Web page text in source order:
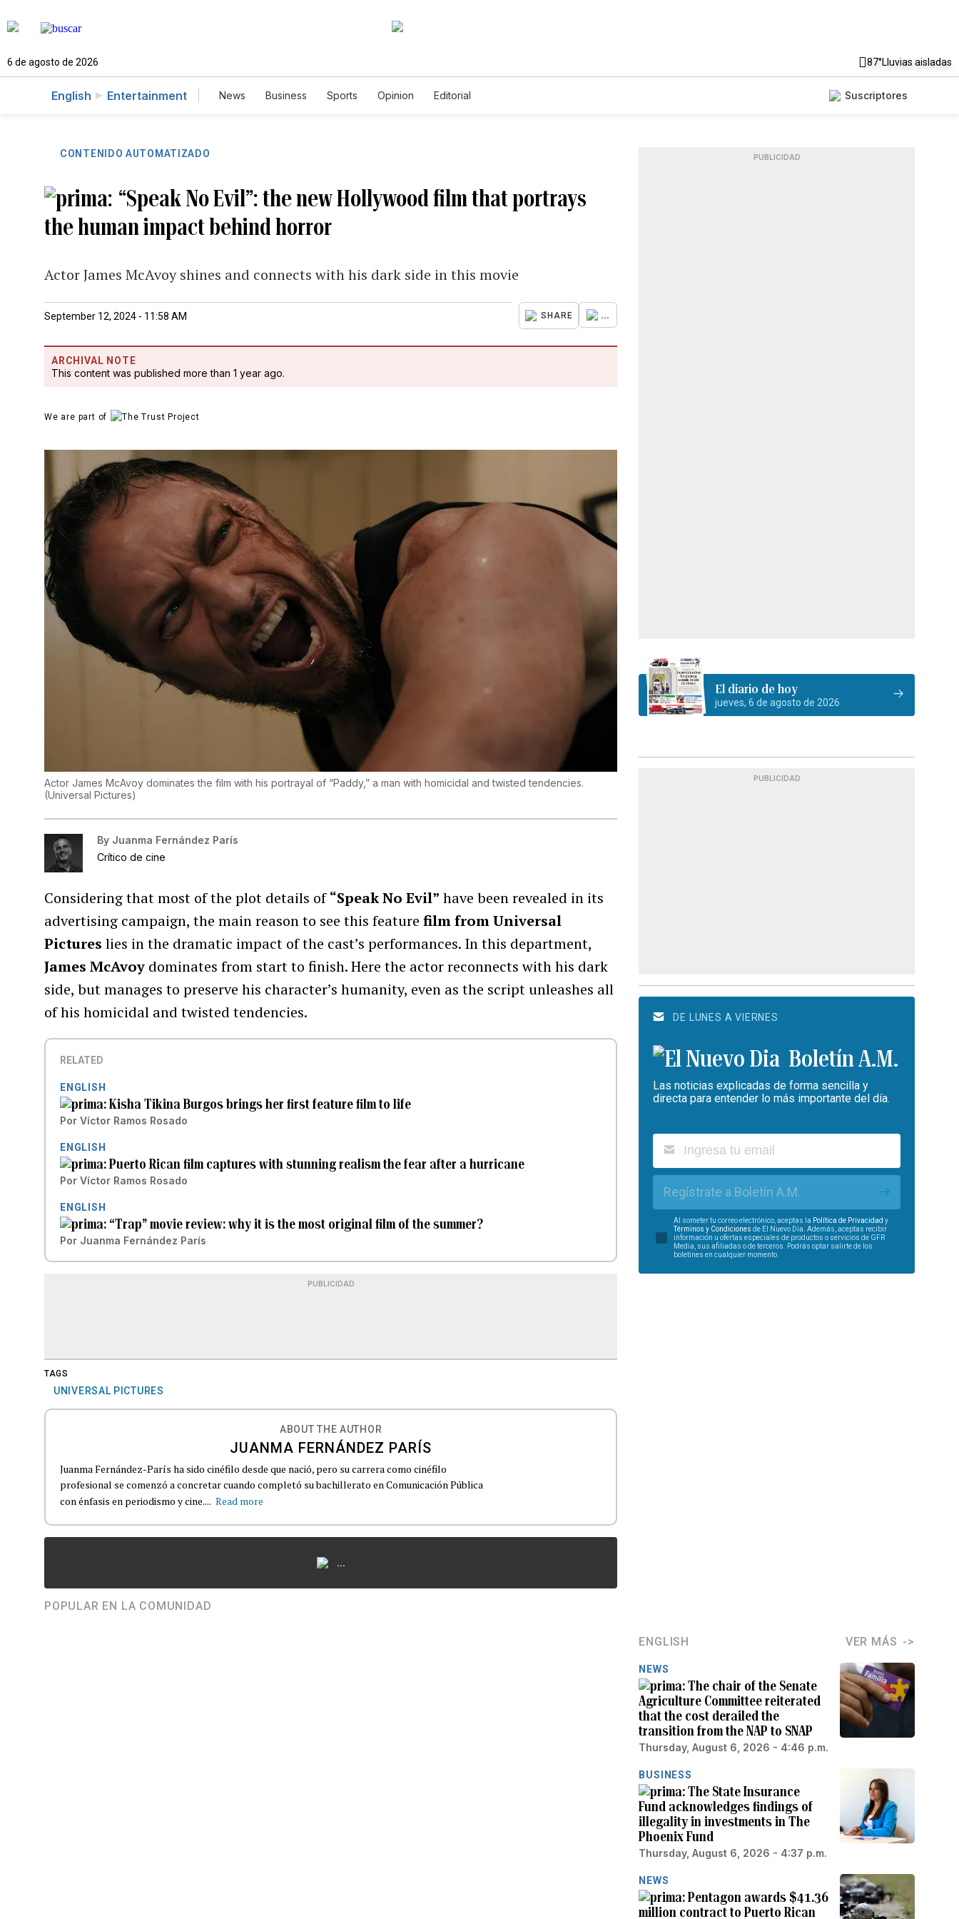
6 de agosto de 2026 87°Lluvias aisladas
English Entertainment News Business Sports Opinion Editorial Suscriptores
CONTENIDO AUTOMATIZADO
“Speak No Evil”: the new Hollywood film that portrays
the human impact behind horror
Actor James McAvoy shines and connects with his dark side in this movie
September 12, 2024 - 11:58 AM SHARE ...
ARCHIVAL NOTE
This content was published more than 1 year ago.
We are part of
Actor James McAvoy dominates the film with his portrayal of “Paddy,” a man with homicidal and twisted tendencies.
(Universal Pictures)
By Juanma Fernández París
Crítico de cine
Considering that most of the plot details of“Speak No Evil” have been revealed in its
advertising campaign, the main reason to see this featurefilm from Universal
Pictures lies in the dramatic impact of the cast’s performances. In this department,
James McAvoy dominates from start to finish. Here the actor reconnects with his dark
side, but manages to preserve his character’s humanity, even as the script unleashes all
of his homicidal and twisted tendencies.
RELATED
ENGLISH
Kisha Tikina Burgos brings her first feature film to life
Por Víctor Ramos Rosado
ENGLISH
Puerto Rican film captures with stunning realism the fear after a hurricane
Por Víctor Ramos Rosado
ENGLISH
“Trap” movie review: why it is the most original film of the summer?
Por Juanma Fernández París
PUBLICIDAD
TAGS
UNIVERSAL PICTURES
ABOUT THE AUTHOR
JUANMA FERNÁNDEZ PARÍS
Juanma Fernández-París ha sido cinéfilo desde que nació, pero su carrera como cinéfilo
profesional se comenzó a concretar cuando completó su bachillerato en Comunicación Pública
con énfasis en periodismo y cine.... Read more
...
POPULAR EN LA COMUNIDAD
PUBLICIDAD
El diario de hoy
jueves, 6 de agosto de 2026
PUBLICIDAD
DE LUNES A VIERNES
Boletín A.M.
Las noticias explicadas de forma sencilla y
directa para entender lo más importante del día.
Regístrate a Boletín A.M.
Al someter tu correo electrónico, aceptas la Política de Privacidad y
Términos y Condiciones de El Nuevo Día. Además, aceptas recibir
información u ofertas especiales de productos o servicios de GFR
Media, sus afiliadas o de terceros. Podrás optar salirte de los
boletines en cualquier momento.
ENGLISH VER MÁS
NEWS
The chair of the Senate
Agriculture Committee reiterated
that the cost derailed the
transition from the NAP to SNAP
Thursday, August 6, 2026 - 4:46 p.m.
BUSINESS
The State Insurance
Fund acknowledges findings of
illegality in investments in The
Phoenix Fund
Thursday, August 6, 2026 - 4:37 p.m.
NEWS
Pentagon awards $41.36
million contract to Puerto Rican